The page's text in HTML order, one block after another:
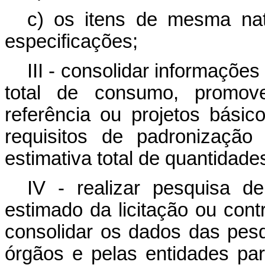
c) os itens de mesma
especificações;
III - consolidar
total de consumo,
referência ou projetos
requisitos de
estimativa total de
IV - realizar pesquisa
estimado da licitação ou
consolidar os dados das
órgãos e pelas entidades